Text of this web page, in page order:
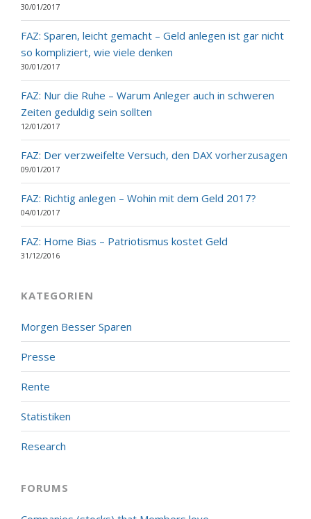
30/01/2017
FAZ: Sparen, leicht gemacht – Geld anlegen ist gar nicht
so kompliziert, wie viele denken
30/01/2017
FAZ: Nur die Ruhe – Warum Anleger auch in schweren
Zeiten geduldig sein sollten
12/01/2017
FAZ: Der verzweifelte Versuch, den DAX vorherzusagen
09/01/2017
FAZ: Richtig anlegen – Wohin mit dem Geld 2017?
04/01/2017
FAZ: Home Bias – Patriotismus kostet Geld
31/12/2016
KATEGORIEN
Morgen Besser Sparen
Presse
Rente
Statistiken
Research
FORUMS